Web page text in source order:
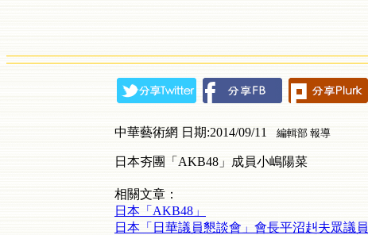
中華藝術網 日期:2014/09/11 編輯部 報導
日本夯團「AKB48」成員小嶋陽菜
相關文章：
日本「AKB48」
日本「日華議員懇談會」會長平沼赳夫眾議員